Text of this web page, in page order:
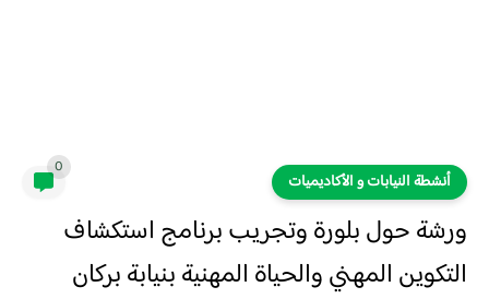
أنشطة النيابات و الأكاديميات
0
ورشة حول بلورة وتجريب برنامج استكشاف
التكوين المهني والحياة المهنية بنيابة بركان